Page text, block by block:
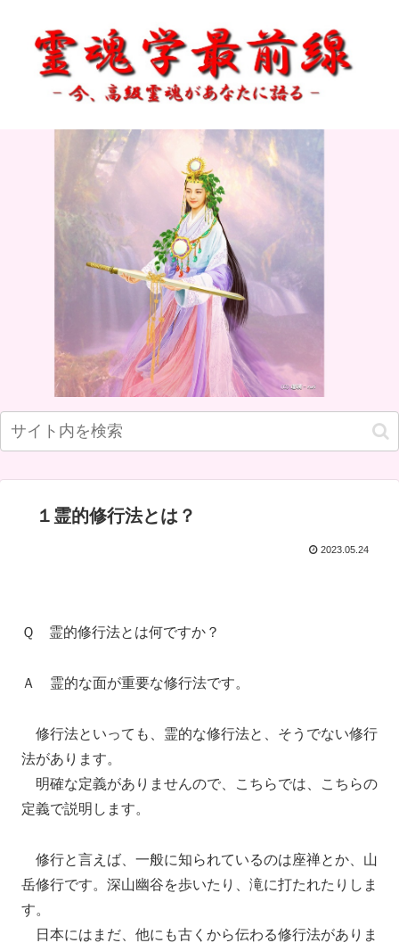
１霊的修行法とは？
2023.05.24
Ｑ 霊的修行法とは何ですか？
Ａ 霊的な面が重要な修行法です。
修行法といっても、霊的な修行法と、そうでない修行
法があります。
明確な定義がありませんので、こちらでは、こちらの
定義で説明します。
修行と言えば、一般に知られているのは座禅とか、山
岳修行です。深山幽谷を歩いたり、滝に打たれたりしま
す。
日本にはまだ、他にも古くから伝わる修行法がありま